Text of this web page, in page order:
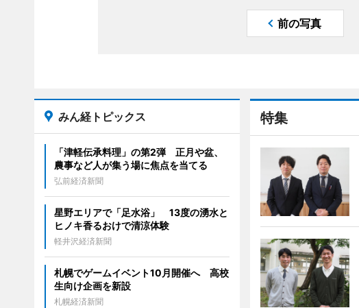
前の写真
特集
みん経トピックス
「津軽伝承料理」の第2弾 正月や盆、
農事など人が集う場に焦点を当てる
弘前経済新聞
星野エリアで「足水浴」 13度の湧水と
ヒノキ香るおけで清涼体験
軽井沢経済新聞
札幌でゲームイベント10月開催へ 高校
生向け企画を新設
札幌経済新聞